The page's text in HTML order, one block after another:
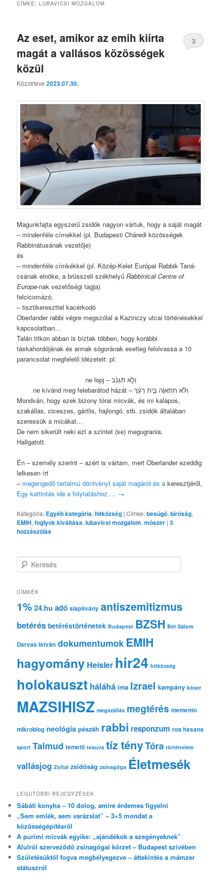
CÍMKE:LUBAVICSI MOZGALOM
Az eset, amikor az emih kiírta
magát a vallásos közösségek
közül
Közzétéve2023.07.30.
3
Magunkfajta egyszerű zsidók nagyon vártuk, hogy a saját magát
– mindenféle címekkel (pl. Budapesti Cháredi közösségek
Rabbinátusának vezetője)
és
– mindenféle címkékkel (pl. Közép-Kelet Európai Rabbik Ta­ná­
csá­nak elnöke, a brüsszeli székhelyűRabbinical Centre of
Europe-nak vezetőségi tagja)
felcicomázó,
– tisztikereszttel kacérkodó
Oberlander rabbi végre megszólal a Kazinczy utcai történésekkel
kapcsolatban…
Talán titkon abban is bíztak többen, hogy korábbi
táskahordójának és annak sógorának esetleg felolvassa a 10
parancsolat megfelelő idézeteit: pl:
וְלֹ֣֖א תִּֿגְנֹֽ֔ב – ne lopj
וְלֹ֨א תִתְאַוֶּ֜ה בֵּ֣ית רֵעֶ֗ךָ – ne kívánd meg felebarátod házát
Mondván, hogy ezek bizony tórai micvák, és mi kalapos,
szakállas, ciceszes, gártlis, hajlongó, stb. zsidók általában
szeressük a micákat…
De nem sikerült neki ezt a szintet (se) megugrania.
Hallgatott.
Én – személy szerint – azért is vártam, mert Oberlander ezeddig
lelkesen írt
– megengedő tartalmú döntvényt saját magáról és a keresztjéről,
Egy kattintás ide a folytatáshoz…. →
Kategória: Egyéb kategória,hitközség |Címke:besúgó,bíróság,
EMIH,foglyok kiváltása,lubavicsi mozgalom,mószer |3
hozzászólás
e
e
é
CÍMKÉK
1% 24.hu adó alapítvány antiszemitizmus
betérés betéréstörténetek Budapest BZSH Bét Sálom
Darvas István dokumentumok EMIH
hagyomány Heisler hir24 hitközség
holokauszt háláhá ima Izrael kampány kóser
MAZSIHISZ megszállás megtérés memento
mikroblog neológia pészáh rabbi responzum ros hasana
sport Talmud temető tesuva tíz tényTóra történelem
vallásjog Zoltai zsidóság zsinagóga Életmesék
LEGUTÓBBI BEJEGYZÉSEK
Sábáti konyha – 10 dolog, amire érdemes figyelni
„Sem emlék, sem varázslat” – 3×5 mondat a
közösségépítésről
A purimi micvák egyike: „ajándékok a szegényeknek”
Alulról szerveződő zsinagógai körzet – Budapest szívében
Születésüktől fogva megbélyegezve – áttekintés a mámzer
státuszról